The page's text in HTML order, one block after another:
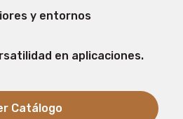
y entornos
en aplicaciones.
Catálogo